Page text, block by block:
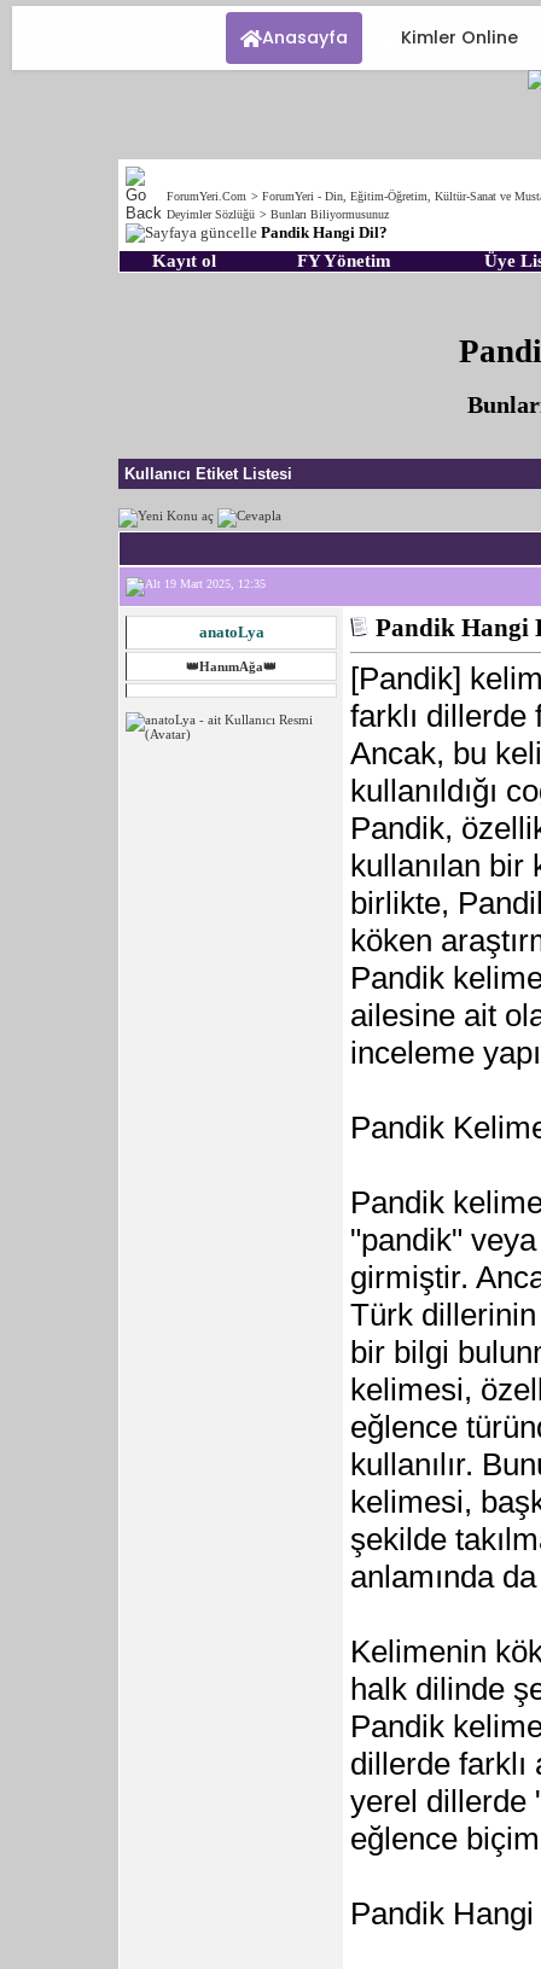
Anasayfa Kimler Online
ForumYeri.Com > ForumYeri - Din, Eğitim-Öğretim, Kültür-Sanat ve
Deyimler Sözlüğü > Bunları Biliyormusunuz
Pandik Hangi Dil?
Kayıt ol FY Yönetim Üye
Kullanıcı Etiket Listesi
19 Mart 2025, 12:35
anatoLya
👑HanımAğa👑
Pandik Hangi
[Pandik]
farklı dillerde
Ancak, bu
kullanıldığı
Pandik,
kullanılan
birlikte,
köken
Pandik
ailesine ait
inceleme
Pandik
Pandik
"pandik"
girmiştir.
Türk dillerinin
bir bilgi
kelimesi,
eğlence
kullanılır.
kelimesi,
şekilde
anlamında
Kelimenin
halk dilinde
Pandik
dillerde farklı
yerel dillerde
eğlence
Pandik